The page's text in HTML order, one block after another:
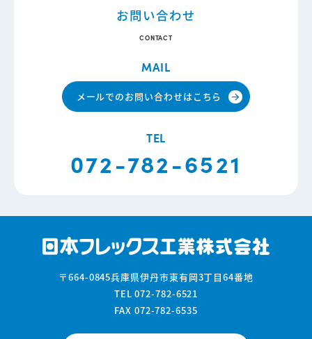
お問い合わせ
CONTACT
MAIL
メールでのお問い合わせはこちら arrow_forward
TEL
072-782-6521
〒664-0845兵庫県伊丹市東有岡3丁目64番地
TEL 072-782-6521
FAX 072-782-6535